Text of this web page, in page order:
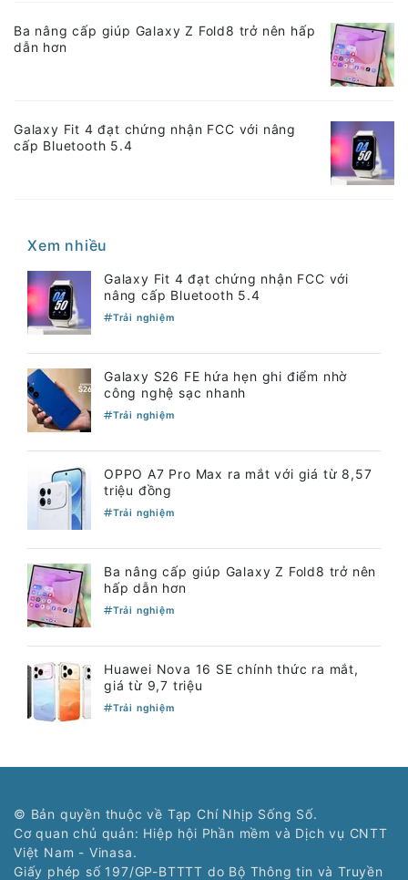
Ba nâng cấp giúp Galaxy Z Fold8 trở nên hấp
dẫn hơn
Galaxy Fit 4 đạt chứng nhận FCC với nâng
cấp Bluetooth 5.4
Xem nhiều
Galaxy Fit 4 đạt chứng nhận FCC với
nâng cấp Bluetooth 5.4
Trải nghiệm
Galaxy S26 FE hứa hẹn ghi điểm nhờ
công nghệ sạc nhanh
Trải nghiệm
OPPO A7 Pro Max ra mắt với giá từ 8,57
triệu đồng
Trải nghiệm
Ba nâng cấp giúp Galaxy Z Fold8 trở nên
hấp dẫn hơn
Trải nghiệm
Huawei Nova 16 SE chính thức ra mắt,
giá từ 9,7 triệu
Trải nghiệm
© Bản quyền thuộc về Tạp Chí Nhịp Sống Số.
Cơ quan chủ quản: Hiệp hội Phần mềm và Dịch vụ CNTT
Việt Nam - Vinasa.
Giấy phép số 197/GP-BTTTT do Bộ Thông tin và Truyền